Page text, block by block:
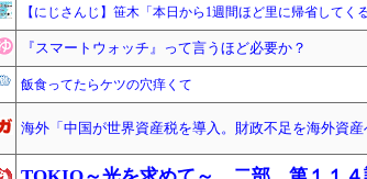
【にじさんじ】笹木「本日から1週間ほど里に帰省してく
『スマートウォッチ』って言うほど必要か？
飯食ってたらケツの穴痒くて
海外「中国が世界資産税を導入。財政不足を海外資産